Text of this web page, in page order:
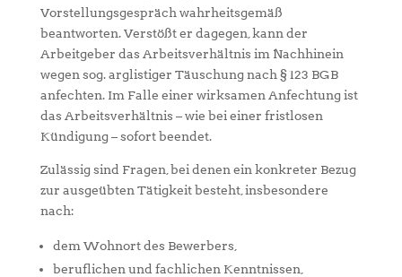
Vorstellungsgespräch wahrheitsgemäß
beantworten. Verstößt er dagegen, kann der
Arbeitgeber das Arbeitsverhältnis im Nachhinein
wegen sog. arglistiger Täuschung nach § 123 BGB
anfechten. Im Falle einer wirksamen Anfechtung ist
das Arbeitsverhältnis – wie bei einer fristlosen
Kündigung – sofort beendet.
Zulässig sind Fragen, bei denen ein konkreter Bezug
zur ausgeübten Tätigkeit besteht, insbesondere
nach:
dem Wohnort des Bewerbers,
beruflichen und fachlichen Kenntnissen,